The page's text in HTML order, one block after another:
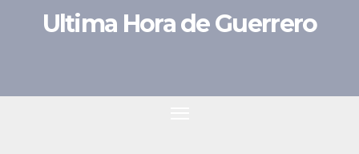
Ultima Hora de Guerrero